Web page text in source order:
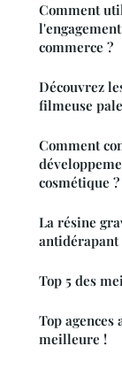
Comment
commerce ?
Découvrez
filmeuse
Comment
cosmétique ?
La résine
antidérapant
Top 5 des
Top agences
meilleure !